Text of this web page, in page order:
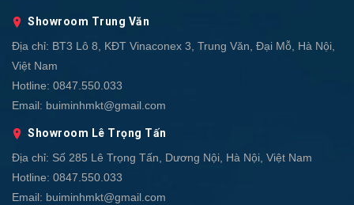
Showroom Trung Văn
Địa chỉ: BT3 Lô 8, KĐT Vinaconex 3, Trung Văn, Đại Mỗ, Hà Nội,
Việt Nam
Hotline: 0847.550.033
Email: buiminhmkt@gmail.com
Showroom Lê Trọng Tấn
Địa chỉ: Số 285 Lê Trọng Tấn, Dương Nội, Hà Nội, Việt Nam
Hotline: 0847.550.033
Email: buiminhmkt@gmail.com